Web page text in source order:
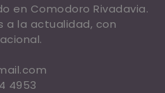
en Comodoro Rivadavia.
a la actualidad, con
4953